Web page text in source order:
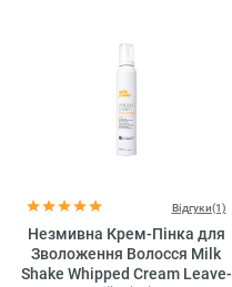
Відгуки(1)
Незмивна Крем-Пінка для
Зволоження Волосся Milk
Shake Whipped Cream Leave-